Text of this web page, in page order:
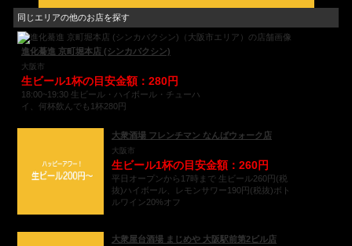
同じエリアの他のお店を探す
進化驀進 京町堀本店 (シンカバクシン)
大阪市
生ビール1杯の目安金額：280円
18:00~19:30 生ビール・ハイボール・チューハ
イ、何杯飲んでも1杯280円
大衆酒場 フレンチマン なんばウォーク店
大阪市
生ビール1杯の目安金額：260円
平日オープンから17時まで 生ビール260円(税
抜)ハイボール、レモンサワー190円(税抜)ボト
ルワイン20%オフ
大衆屋台酒場 まじめや 大阪駅前第2ビル店